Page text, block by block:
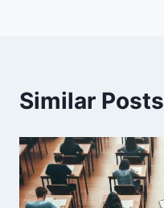
Similar Posts